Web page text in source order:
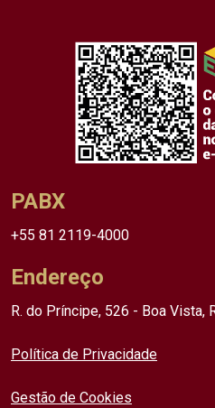
PABX
+55 81 2119-4000
Endereço
R. do Príncipe, 526 - Boa
Política de Privacidade
Gestão de Cookies